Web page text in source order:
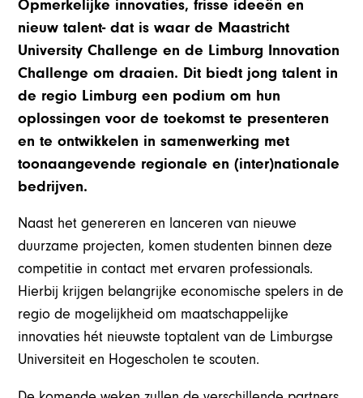
Opmerkelijke innovaties, frisse ideeën en
nieuw talent- dat is waar de Maastricht
University Challenge en de Limburg Innovation
Challenge om draaien. Dit biedt jong talent in
de regio Limburg een podium om hun
oplossingen voor de toekomst te presenteren
en te ontwikkelen in samenwerking met
toonaangevende regionale en (inter)nationale
bedrijven.
Naast het genereren en lanceren van nieuwe
duurzame projecten, komen studenten binnen deze
competitie in contact met ervaren professionals.
Hierbij krijgen belangrijke economische spelers in de
regio de mogelijkheid om maatschappelijke
innovaties hét nieuwste toptalent van de Limburgse
Universiteit en Hogescholen te scouten.